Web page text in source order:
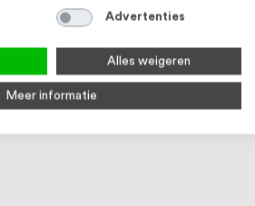
Advertenties
Alles weigeren
Meer informatie